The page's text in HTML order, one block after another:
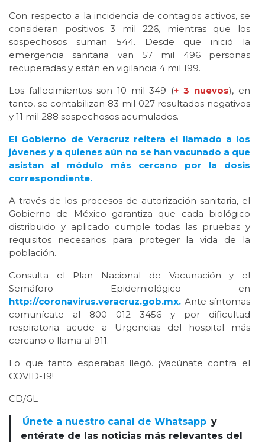
Con respecto a la incidencia de contagios activos, se
consideran positivos 3 mil 226, mientras que los
sospechosos suman 544. Desde que inició la
emergencia sanitaria van 57 mil 496 personas
recuperadas y están en vigilancia 4 mil 199.
Los fallecimientos son 10 mil 349 (+ 3 nuevos), en
tanto, se contabilizan 83 mil 027 resultados negativos
y 11 mil 288 sospechosos acumulados.
El Gobierno de Veracruz reitera el llamado a los
jóvenes y a quienes aún no se han vacunado a que
asistan al módulo más cercano por la dosis
correspondiente.
A través de los procesos de autorización sanitaria, el
Gobierno de México garantiza que cada biológico
distribuido y aplicado cumple todas las pruebas y
requisitos necesarios para proteger la vida de la
población.
Consulta el Plan Nacional de Vacunación y el
Semáforo Epidemiológico en
http://coronavirus.veracruz.gob.mx. Ante síntomas
comunícate al 800 012 3456 y por dificultad
respiratoria acude a Urgencias del hospital más
cercano o llama al 911.
Lo que tanto esperabas llegó. ¡Vacúnate contra el
COVID-19!
CD/GL
Únete a nuestro canal de Whatsapp y
entérate de las noticias más relevantes del